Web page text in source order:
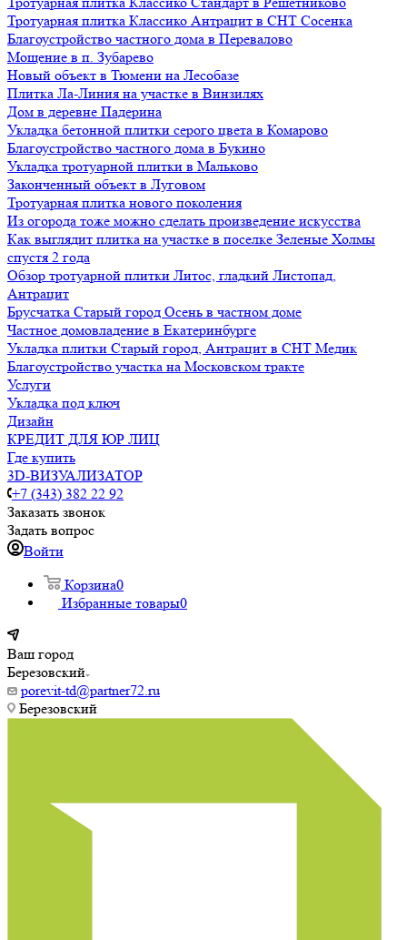
Тротуарная плитка Классико Антрацит в СНТ Сосенка
Благоустройство частного дома в Перевалово
Мощение в п. Зубарево
Новый объект в Тюмени на Лесобазе
Плитка Ла-Линия на участке в Винзилях
Дом в деревне Падерина
Укладка бетонной плитки серого цвета в Комарово
Благоустройство частного дома в Букино
Укладка тротуарной плитки в Мальково
Законченный объект в Луговом
Тротуарная плитка нового поколения
Из огорода тоже можно сделать произведение искусства
Как выглядит плитка на участке в поселке Зеленые Холмы
спустя 2 года
Обзор тротуарной плитки Литос, гладкий Листопад,
Антрацит
Брусчатка Старый город Осень в частном доме
Частное домовладение в Екатеринбурге
Укладка плитки Старый город, Антрацит в СНТ Медик
Благоустройство участка на Московском тракте
Услуги
Укладка под ключ
Дизайн
КРЕДИТ ДЛЯ ЮР ЛИЦ
Где купить
3D-ВИЗУАЛИЗАТОР
+7 (343) 382 22 92
Заказать звонок
Задать вопрос
Войти
Корзина0
Избранные товары0
Ваш город
Березовский
porevit-td@partner72.ru
Березовский